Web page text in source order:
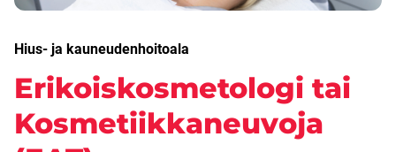
Hius- ja kauneudenhoitoala
Erikoiskosmetologi tai
Kosmetiikkaneuvoja